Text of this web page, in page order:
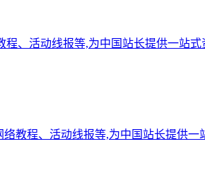
、活动线报等,为中国站长提供一站式
教程、活动线报等,为中国站长提供一